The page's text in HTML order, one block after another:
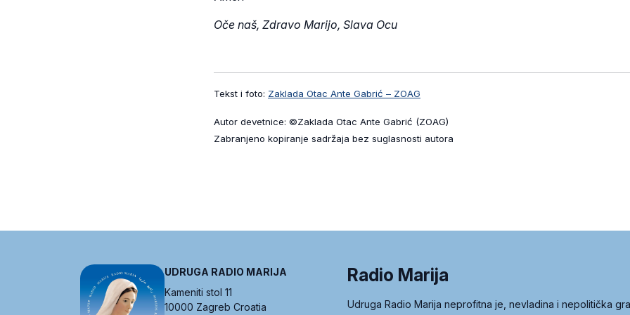
Oče naš, Zdravo Marijo, Slava Ocu
Tekst i foto: Zaklada Otac Ante Gabrić – ZOAG
Autor devetnice: ©Zaklada Otac Ante Gabrić (ZOAG)
Zabranjeno kopiranje sadržaja bez suglasnosti autora
UDRUGA RADIO MARIJA
Kameniti stol 11
10000 Zagreb Croatia
Radio Marija
Udruga Radio Marija neprofitna je, nevladina i nepolitička